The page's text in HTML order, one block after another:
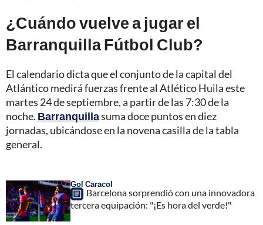
¿Cuándo vuelve a jugar el
Barranquilla Fútbol Club?
El calendario dicta que el conjunto de la capital del
Atlántico medirá fuerzas frente al Atlético Huila este
martes 24 de septiembre, a partir de las 7:30 de la
noche. Barranquillasuma doce puntos en diez
jornadas, ubicándose en la novena casilla de la tabla
general.
Gol Caracol
Barcelona sorprendió con una innovadora
tercera equipación: "¡Es hora del verde!"